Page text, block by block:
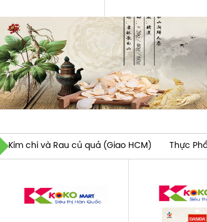
Kim chi và Rau củ quả (Giao HCM) Thực